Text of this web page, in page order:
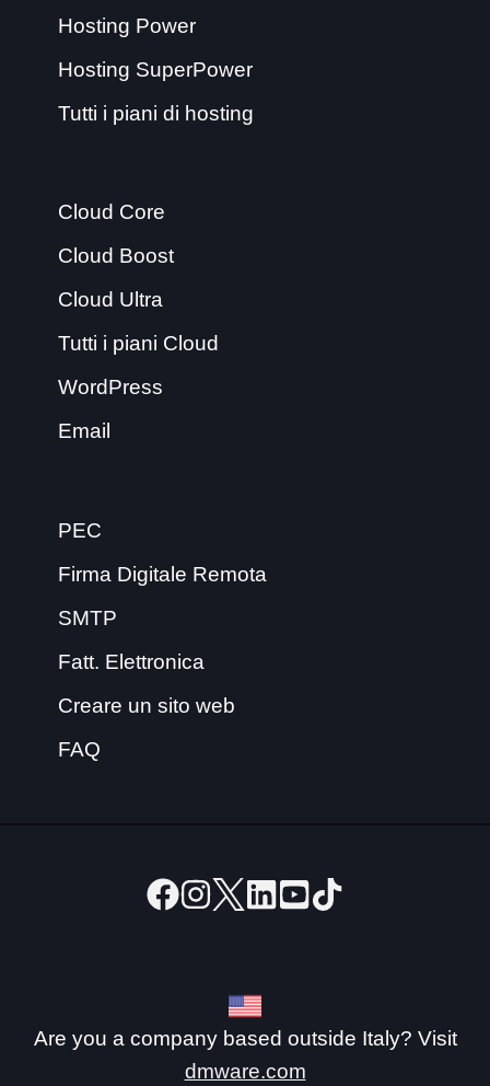
Hosting Power
Hosting SuperPower
Tutti i piani di hosting
Cloud Core
Cloud Boost
Cloud Ultra
Tutti i piani Cloud
WordPress
Email
PEC
Firma Digitale Remota
SMTP
Fatt. Elettronica
Creare un sito web
FAQ
Are you a company based outside Italy? Visit
dmware.com